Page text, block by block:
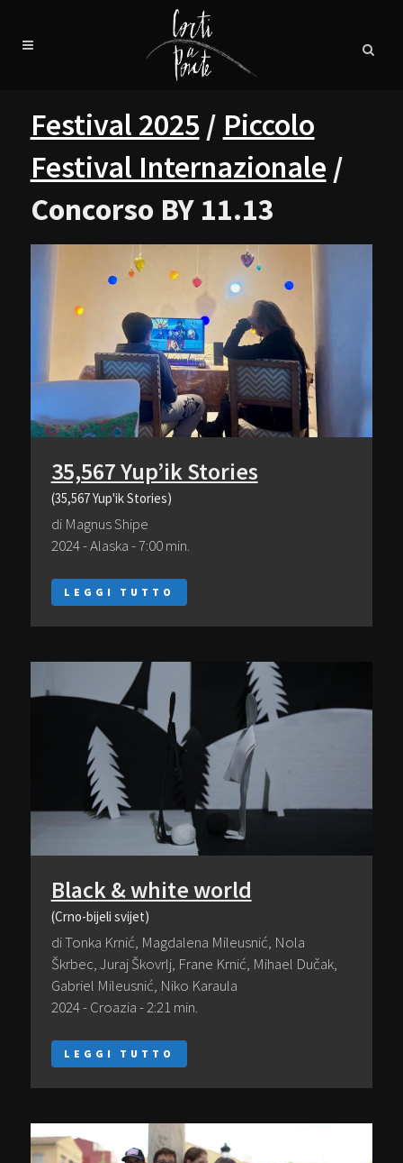
Festival 2025 / Piccolo
Festival Internazionale /
Concorso BY 11.13
35,567 Yup’ik Stories
(35,567 Yup'ik Stories)
di Magnus Shipe
2024 - Alaska - 7:00 min.
LEGGI TUTTO
Black & white world
(Crno-bijeli svijet)
di Tonka Krnić, Magdalena Mileusnić, Nola
Škrbec, Juraj Škovrlj, Frane Krnić, Mihael Dučak,
Gabriel Mileusnić, Niko Karaula
2024 - Croazia - 2:21 min.
LEGGI TUTTO